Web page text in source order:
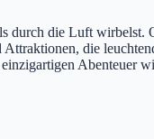
durch die Luft wirbelst.
die
Abenteuer